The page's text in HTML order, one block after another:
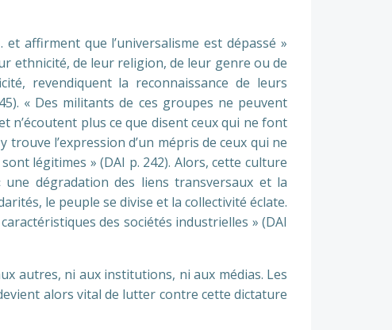
affirment que l’universalisme est dépassé »
ethnicité, de leur religion, de leur genre ou de
revendiquent la reconnaissance de leurs
« Des militants de ces groupes ne peuvent
n’écoutent plus ce que disent ceux qui ne font
l’expression d’un mépris de ceux qui ne
légitimes » (DAI p. 242). Alors, cette culture
dégradation des liens transversaux et la
le peuple se divise et la collectivité éclate.
des sociétés industrielles » (DAI
autres, ni aux institutions, ni aux médias. Les
alors vital de lutter contre cette dictature